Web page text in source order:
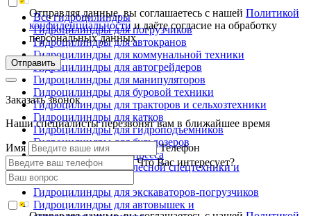
Все гидроцилиндры
Гидроцилиндры для погрузчиков
Гидроцилиндры для автокранов
Гидроцилиндры для коммунальной техники
Гидроцилиндры для автогрейдеров
Гидроцилиндры для манипуляторов
Гидроцилиндры для буровой техники
Гидроцилиндры для тракторов и сельхозтехники
Гидроцилиндры для катков
Гидроцилиндры для гидроподъемников
Гидроцилиндры для бульдозеров
Гидроцилиндры для пресса
Гидроцилиндры для лесной спецтехники и
металловозов
Гидроцилиндры для экскаваторов-погрузчиков
Гидроцилиндры для автовышек и
Отправляя данные, вы соглашаетесь с нашейПолитикой
конфиденциальностии даёте согласие на обработку
персональных данных
Отправить
Заказать звонок
Наши специалисты перезвонят вам в ближайшее время
Имя
Телефон
Что Вас интересует?